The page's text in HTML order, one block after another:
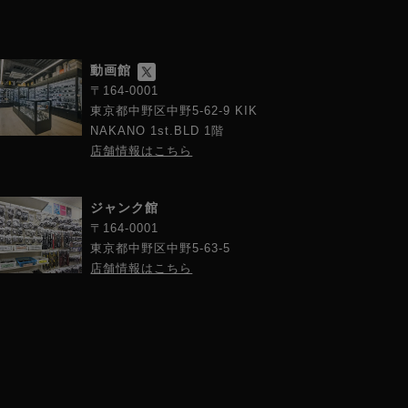
動画館
〒164-0001
東京都中野区中野5-62-9 KIK
NAKANO 1st.BLD 1階
店舗情報はこちら
ジャンク館
〒164-0001
東京都中野区中野5-63-5
店舗情報はこちら